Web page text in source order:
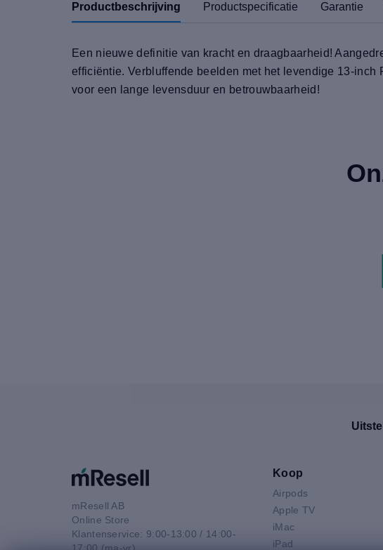
Productbeschrijving Productspecificatie Garantie
Een nieuwe definitie van kracht en draagbaarheid!
efficiëntie. Verbluffende beelden met het levendige 13-
voor een lange levensduur en betrouwbaarheid!
mResell AB
Online Store
Klantenservice: 9:00-13:00 / 14:00-
Koop
Airpods
Apple TV
iMac
iPad